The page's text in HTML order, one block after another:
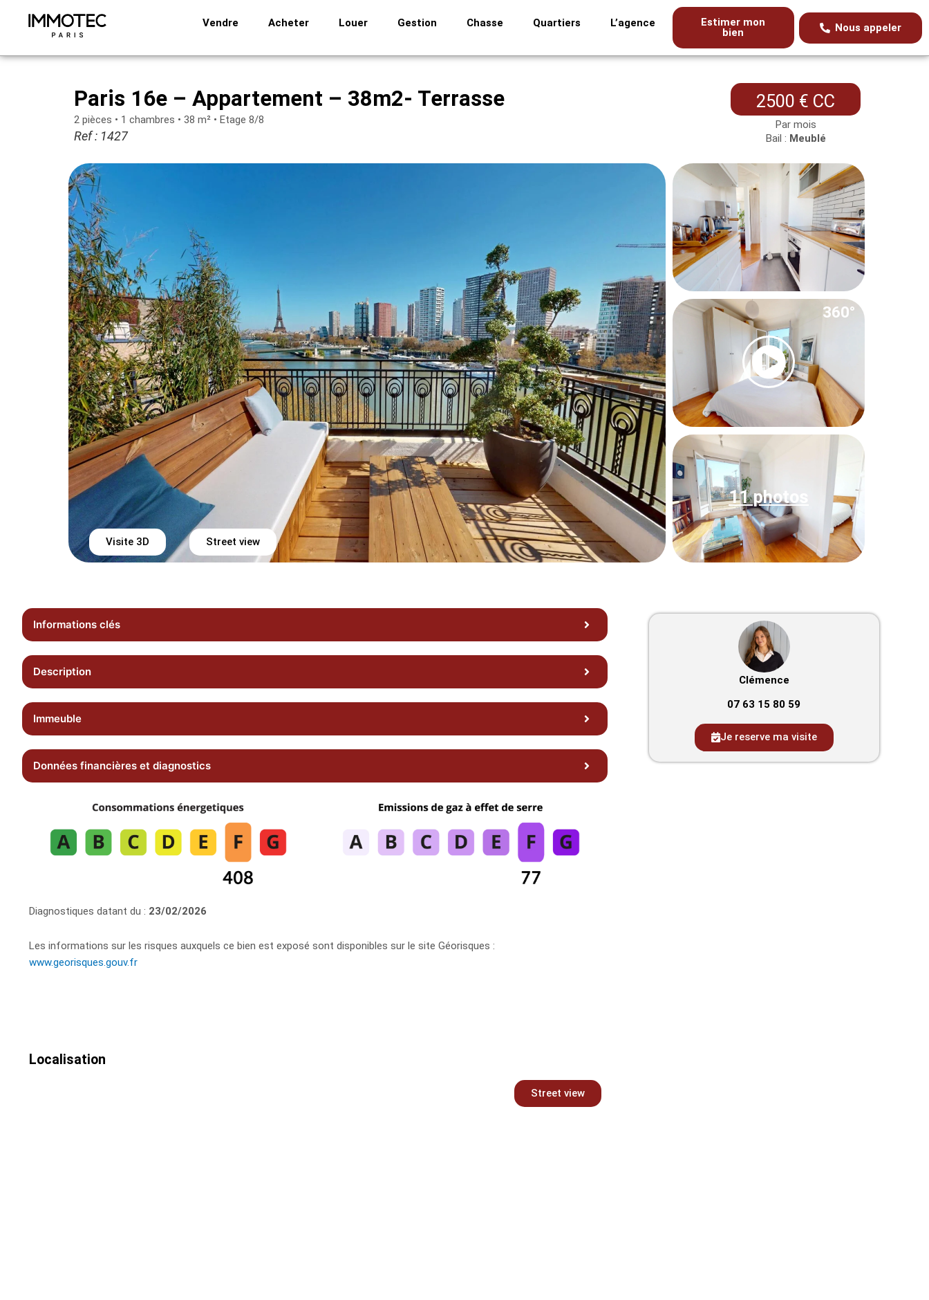
Vendre Acheter Louer Gestion Chasse Quartiers L’agence
Estimer mon
bien
Nous appeler
Paris 16e – Appartement – 38m2- Terrasse
2 pièces • 1 chambres • 38 m² • Etage 8/8
Ref : 1427
2500 € CC
Par mois
Bail : Meublé
360°
11 photos
Visite 3D Street view
Informations clés
Description
Immeuble
Données financières et diagnostics
Diagnostiques datant du : 23/02/2026
Les informations sur les risques auxquels ce bien est exposé sont disponibles sur le site Géorisques :
www.georisques.gouv.fr
Localisation
Street view
Clémence
07 63 15 80 59
Je reserve ma visite